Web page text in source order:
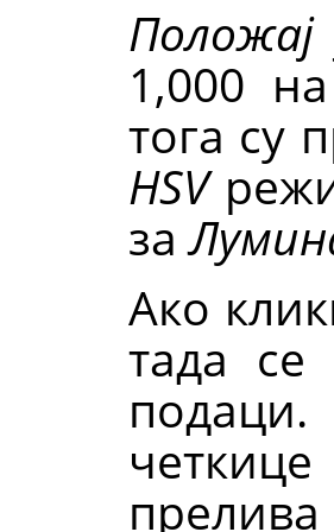
Положај
1,000
тога су
HSV
за
Ако
тада се